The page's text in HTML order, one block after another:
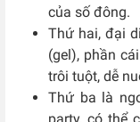
của số đông.
Thứ hai, đại
(gel), phần
trôi tuột, dễ
Thứ ba là